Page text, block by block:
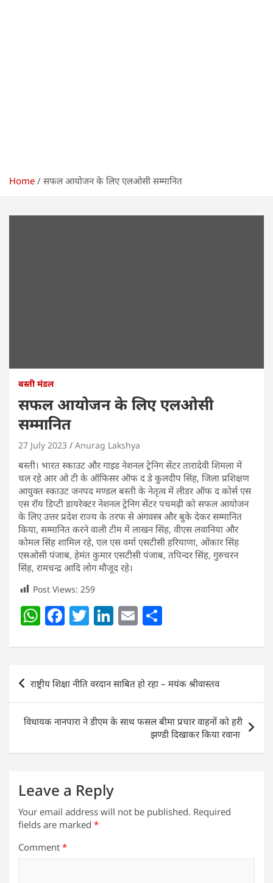
Home सफल आयोजन के लिए एलओसी सम्मानित
बस्ती मंडल
सफल आयोजन के लिए एलओसी
सम्मानित
27 July 2023 Anurag Lakshya
बस्ती। भारत स्काउट और गाइड नेशनल ट्रेनिग सेंटर तारादेवी शिमला में
चल रहे आर ओ टी के ऑफिसर ऑफ द डे कुलदीप सिंह, जिला प्रशिक्षण
आयुक्त स्काउट जनपद मण्डल बस्ती के नेतृत्व में लीडर ऑफ द कोर्स एस
एस रॉय डिप्टी डायरेक्टर नेशनल ट्रेनिग सेंटर पचमढ़ी को सफल आयोजन
के लिए उत्तर प्रदेश राज्य के तरफ से अंगवस्त्र और बुके देकर सम्मानित
किया, सम्मानित करने वाली टीम में लाखन सिंह, वीएस लवानिया और
कोमल सिंह शामिल रहे, एल एस वर्मा एसटीसी हरियाणा, ओंकार सिंह
एसओसी पंजाब, हेमंत कुमार एसटीसी पंजाब, तपिन्दर सिंह, गुरुचरन
सिंह, रामचन्द्र आदि लोग मौजूद रहे।
Post Views: 259
W
at
s
A
p
p
F
c
e
b
o
o
k
T
itt
er
Li
k
e
dI
n
E
ai
l
ar
e
Post
navigation
राष्ट्रीय शिक्षा नीति वरदान साबित हो रहा – मयंक श्रीवास्तव
विधायक नानपारा ने डीएम के साथ फसल बीमा प्रचार वाहनों को हरी
झण्डी दिखाकर किया रवाना
Leave a Reply
Your email address will not be published. Required
fields are marked *
Comment *